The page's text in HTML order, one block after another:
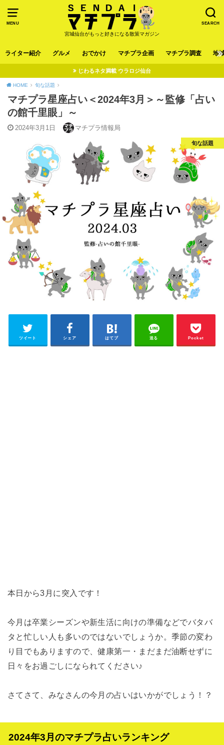
MENU SEARCH
宮城仙台がもっと好きになる散策マガジン
ライター紹介 グルメ おでかけ マチプラ企画 マチプラ調査 地
じわるネタ満載 ウラロジ仙台
HOME 旬な話題
マチプラ星座占い＜2024年3月＞～監修「占い
の館千里眼」～
2024年3月1日 マチプラ情報局
旬な話題
ツイート シェア はてブ 送る Pocket
本日から3月に突入です！
今月は卒業シーズンや新生活に向けの準備などでバタバ
タと忙しい人も多いのではないでしょうか。季節の変わ
り目でもありますので、健康第一・まだまだ油断せずに
日々をお過ごしになられてください♪
さてさて、みなさんの今月の占いはいかがでしょう！？
2024年3月のマチプラ占いランキング